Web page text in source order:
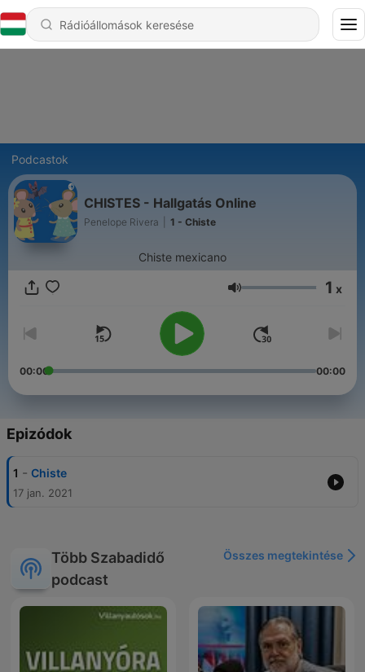
Podcastok
CHISTES - Hallgatás Online
Penelope Rivera 1 - Chiste
Chiste mexicano
Hangerő 1 x
00:00 00:00
Epizódok
1 - Chiste
17 jan. 2021
Több Szabadidő
podcast
Összes megtekintése